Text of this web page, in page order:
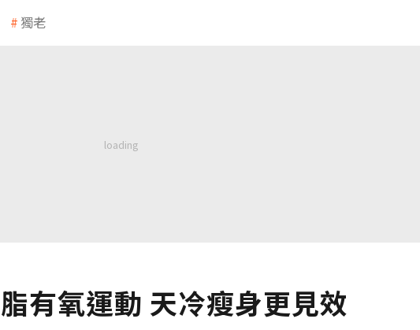
獨老
有氧運動 天冷瘦身更見效